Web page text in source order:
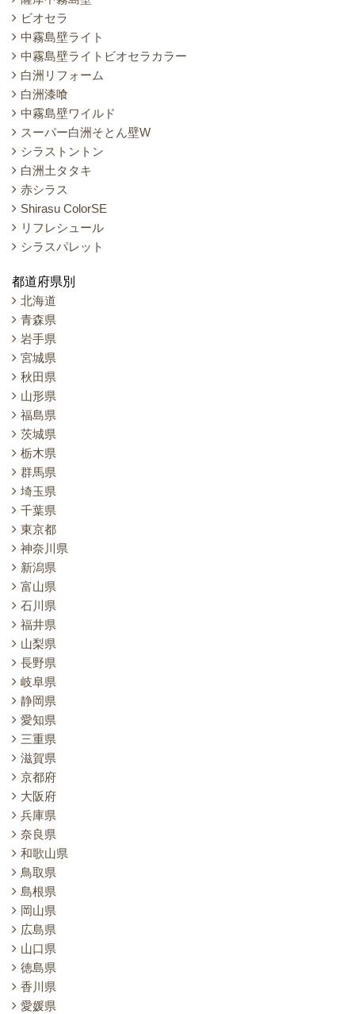
ビオセラ
中霧島壁ライト
中霧島壁ライトビオセラカラー
白洲リフォーム
白洲漆喰
中霧島壁ワイルド
スーパー白洲そとん壁W
シラストントン
白洲土タタキ
赤シラス
Shirasu ColorSE
リフレシュール
シラスパレット
都道府県別
北海道
青森県
岩手県
宮城県
秋田県
山形県
福島県
茨城県
栃木県
群馬県
埼玉県
千葉県
東京都
神奈川県
新潟県
富山県
石川県
福井県
山梨県
長野県
岐阜県
静岡県
愛知県
三重県
滋賀県
京都府
大阪府
兵庫県
奈良県
和歌山県
鳥取県
島根県
岡山県
広島県
山口県
徳島県
香川県
愛媛県